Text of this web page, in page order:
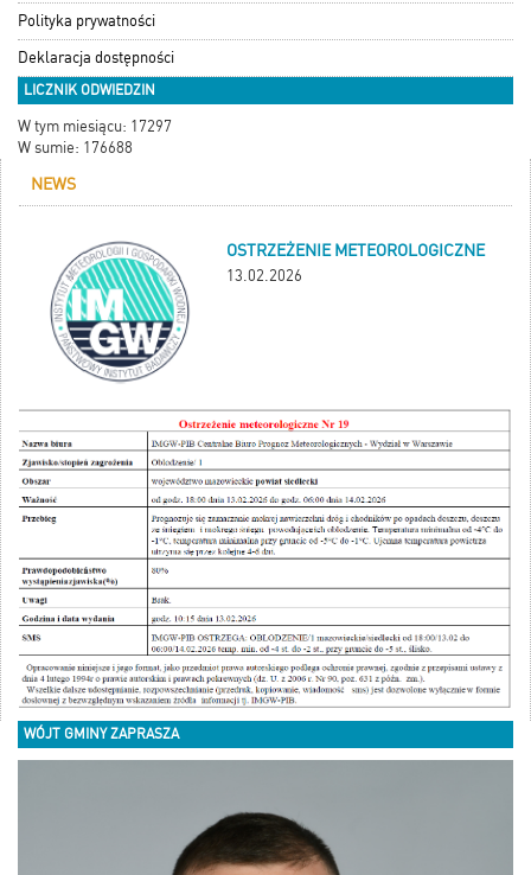
Polityka prywatności
Deklaracja dostępności
LICZNIK ODWIEDZIN
W tym miesiącu: 17297
W sumie: 176688
NEWS
OSTRZEŻENIE METEOROLOGICZNE
13.02.2026
WÓJT GMINY ZAPRASZA